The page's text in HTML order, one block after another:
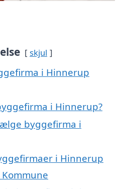
skjul
i Hinnerup
i Hinnerup?
byggefirma i
i Hinnerup